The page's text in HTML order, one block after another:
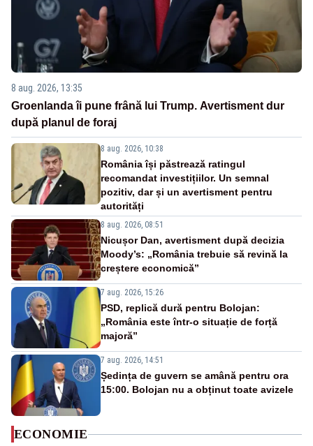
8 aug. 2026, 13:35
Groenlanda îi pune frână lui Trump. Avertisment dur
după planul de foraj
8 aug. 2026, 10:38
România își păstrează ratingul
recomandat investițiilor. Un semnal
pozitiv, dar și un avertisment pentru
autorități
8 aug. 2026, 08:51
Nicușor Dan, avertisment după decizia
Moody’s: „România trebuie să revină la
creștere economică”
7 aug. 2026, 15:26
PSD, replică dură pentru Bolojan:
„România este într-o situație de forță
majoră”
7 aug. 2026, 14:51
Ședința de guvern se amână pentru ora
15:00. Bolojan nu a obținut toate avizele
ECONOMIE